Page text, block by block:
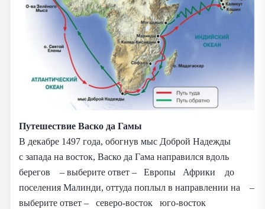
Путешествие Васко да Гамы
В декабре 1497 года, обогнув мыс Доброй Надежды
с запада на восток, Васко да Гама направился вдоль
берегов – выберите ответ – Европы Африки до
поселения Малинди, оттуда поплыл в направлении на –
выберите ответ – северо-восток юго-восток